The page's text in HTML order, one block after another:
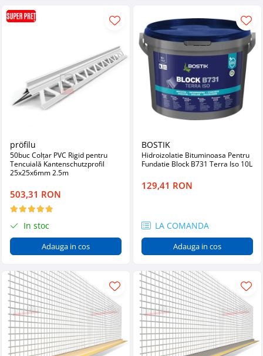
pröfilu
50buc Colțar PVC Rigid pentru
Tencuială Kantenschutzprofil
25x25x6mm 2.5m
503,31 RON
In stoc
Adauga in cos
BOSTIK
Hidroizolatie Bituminoasa Pentru
Fundatie Block B731 Terra Iso 10L
129,41 RON
LA COMANDA
Adauga in cos